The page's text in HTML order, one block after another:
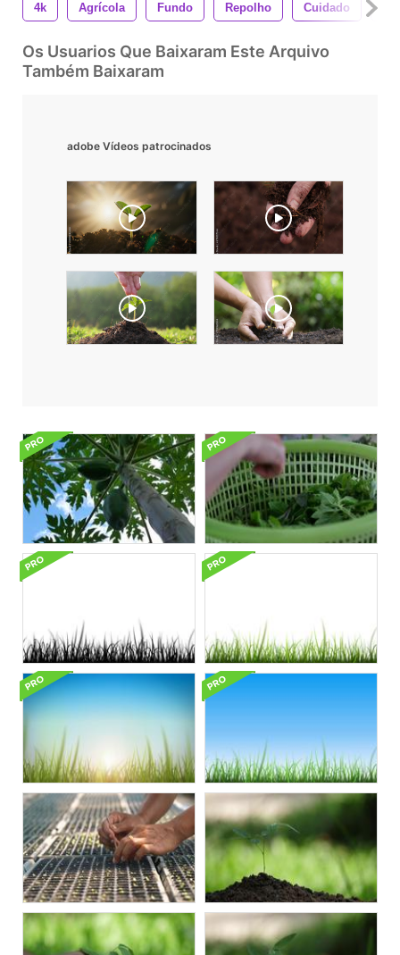
4k Agrícola Fundo Repolho Cuidado
Os Usuarios Que Baixaram Este Arquivo
Também Baixaram
adobe Vídeos patrocinados